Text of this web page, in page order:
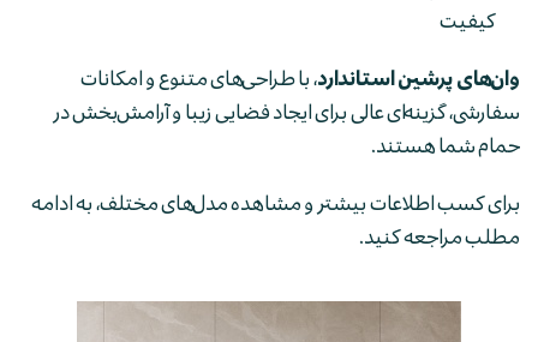
کیفیت
وان‌های پرشین استاندارد، با طراحی‌های متنوع و امکانات
سفارشی، گزینه‌ای عالی برای ایجاد فضایی زیبا و آرامش‌بخش در
حمام شما هستند.
برای کسب اطلاعات بیشتر و مشاهده مدل‌های مختلف، به ادامه
مطلب مراجعه کنید.